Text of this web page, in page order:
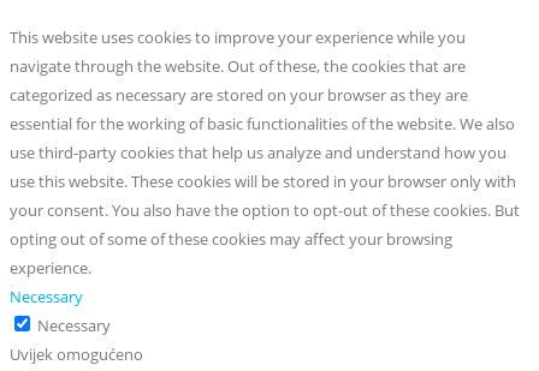
This website uses cookies to improve your experience while you
navigate through the website. Out of these, the cookies that are
categorized as necessary are stored on your browser as they are
essential for the working of basic functionalities of the website. We also
use third-party cookies that help us analyze and understand how you
use this website. These cookies will be stored in your browser only with
your consent. You also have the option to opt-out of these cookies. But
opting out of some of these cookies may affect your browsing
experience.
Necessary
Necessary
Uvijek omogućeno